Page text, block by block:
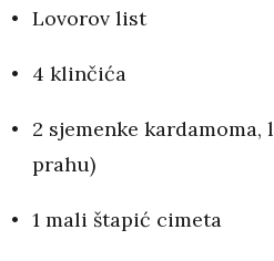
Lovorov list
4 klinčića
2 sjemenke
prahu)
1 mali štapić cimeta